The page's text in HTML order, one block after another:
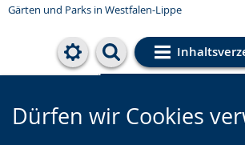
Gärten und Parks in Westfalen-Lippe
Cookie-
Dürfen wir Cookies